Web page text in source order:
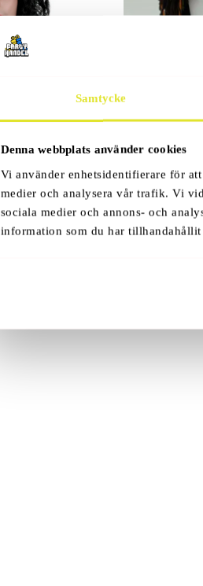
Samtycke
Denna webbplats använder cookies
Vi använder enhetsidentifierare för
medier och analysera vår trafik. Vi
sociala medier och annons- och
information som du har tillhandahållit
Dreadlocks
229 Kr